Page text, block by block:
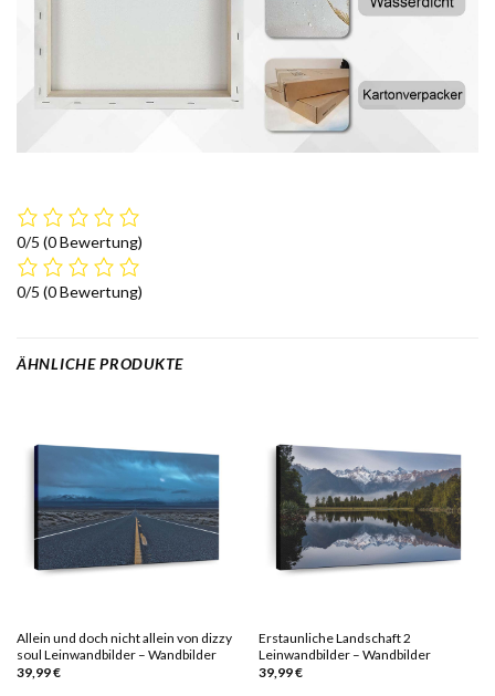
0/5 (0 Bewertung)
0/5 (0 Bewertung)
ÄHNLICHE PRODUKTE
Allein und doch nicht allein von dizzy
soul Leinwandbilder – Wandbilder
39,99€
Erstaunliche Landschaft 2
Leinwandbilder – Wandbilder
39,99€